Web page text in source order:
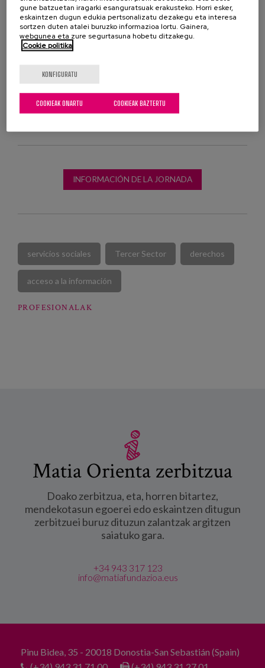
En relación a esto, Maider Azurmendi, Directora de
Atención Domiciliaria y Comunitaria, compartirá
nuestra experiencia en la creación y desarrollo de
Matia Orienta, como servicio de información y
orientación de nuestra entidad.
INFORMACIÓN DE LA JORNADA
servicios sociales Tercer Sector derechos
acceso a la información
PROFESIONALAK
Matia Orienta zerbitzua
Doako zerbitzua, eta, horren bitartez,
mendekotasun egoerei edo eskaintzen ditugun
zerbitzuei buruz dituzun zalantzak argitzen
saiatuko gara.
+34 943 317 123
info@matiafundazioa.eus
Pinu Bidea, 35 - 20018 Donostia-San Sebastián (Spain)
gune batzuetan iragarki esanguratsuak erakusteko. Horri esker,
eskaintzen dugun edukia pertsonalizatu dezakegu eta interesa
sortzen duten atalei buruzko informazioa lortu. Gainera,
webgunea eta zure segurtasuna hobetu ditzakegu.
Cookie politika
KONFIGURATU
COOKIEAK BAZTERTU
COOKIEAK ONARTU